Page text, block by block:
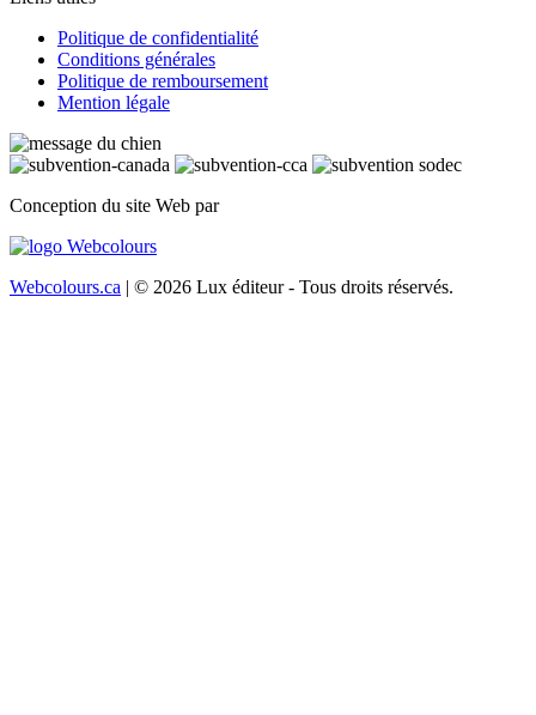
Politique de confidentialité
Conditions générales
Politique de remboursement
Mention légale
Conception du site Web par
Webcolours.ca | © 2026 Lux éditeur - Tous droits réservés.